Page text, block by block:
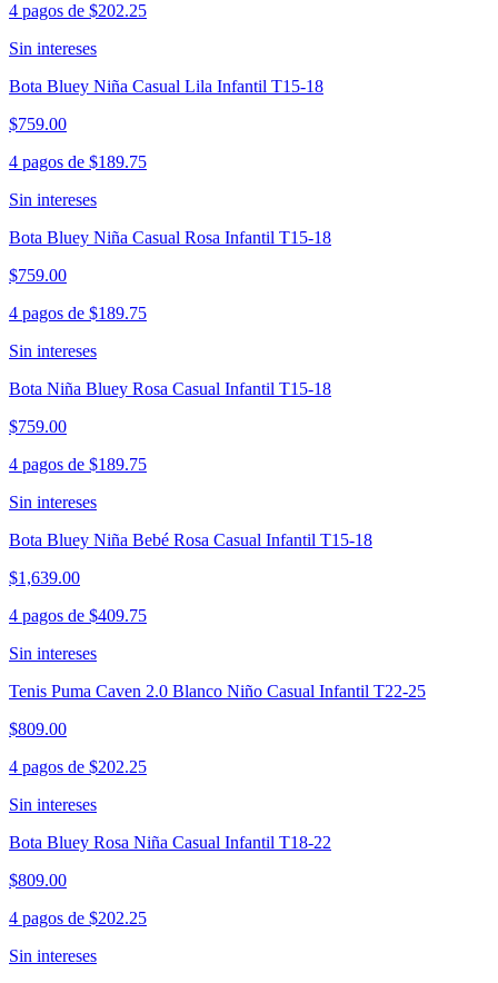
4 pagos de $202.25
Sin intereses
Bota Bluey Niña Casual Lila Infantil T15-18
$759.00
4 pagos de $189.75
Sin intereses
Bota Bluey Niña Casual Rosa Infantil T15-18
$759.00
4 pagos de $189.75
Sin intereses
Bota Niña Bluey Rosa Casual Infantil T15-18
$759.00
4 pagos de $189.75
Sin intereses
Bota Bluey Niña Bebé Rosa Casual Infantil T15-18
$1,639.00
4 pagos de $409.75
Sin intereses
Tenis Puma Caven 2.0 Blanco Niño Casual Infantil T22-25
$809.00
4 pagos de $202.25
Sin intereses
Bota Bluey Rosa Niña Casual Infantil T18-22
$809.00
4 pagos de $202.25
Sin intereses